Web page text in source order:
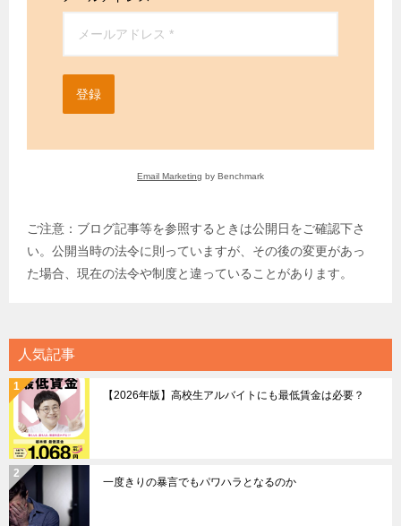
登録
Email Marketing by Benchmark
ご注意：ブログ記事等を参照するときは公開日をご確認下さ
い。公開当時の法令に則っていますが、その後の変更があっ
た場合、現在の法令や制度と違っていることがあります。
人気記事
【2026年版】高校生アルバイトにも最低賃金は必要？
一度きりの暴言でもパワハラとなるのか